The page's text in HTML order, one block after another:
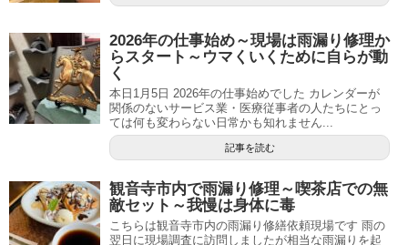
2026年の仕事始め～現場は雨漏り修理か
らスタート～ウマくいくために自らが動
く
本日1月5日 2026年の仕事始めでした カレンダーが
関係のないサービス業・医療従事者の人たちにとっ
ては何も変わらない日常かも知れません...
記事を読む
観音寺市内で雨漏り修理～喫茶店での無
敵セット～我慢は身体に毒
こちらは観音寺市内の雨漏り修繕依頼現場です 雨の
翌日に現場調査に訪問しましたが相当な雨漏りを起